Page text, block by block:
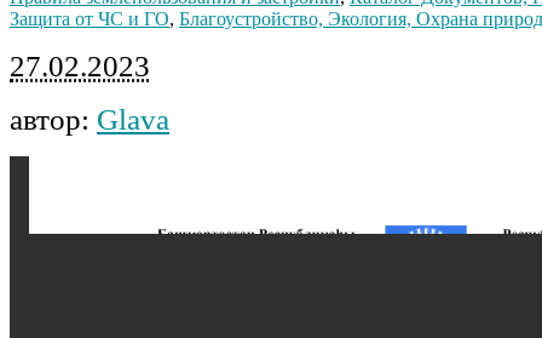
Защита от ЧС и ГО, Благоустройство, Экология, Охрана
27.02.2023
автор: Glava